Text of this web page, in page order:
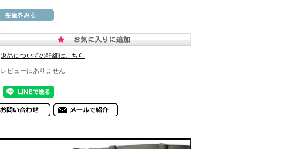
返品についての詳細はこちら
レビューはありません